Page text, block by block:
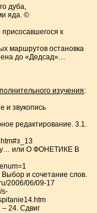
дуба,
яда. ©
к
маршрутов остановка
до «Дедсад»…
изучения:
и звукопись
редактирование. 3.1.
или О ФОНЕТИКЕ В
и сочетание слов.
2006/06/09-17
s-
– 24. Сдвиг